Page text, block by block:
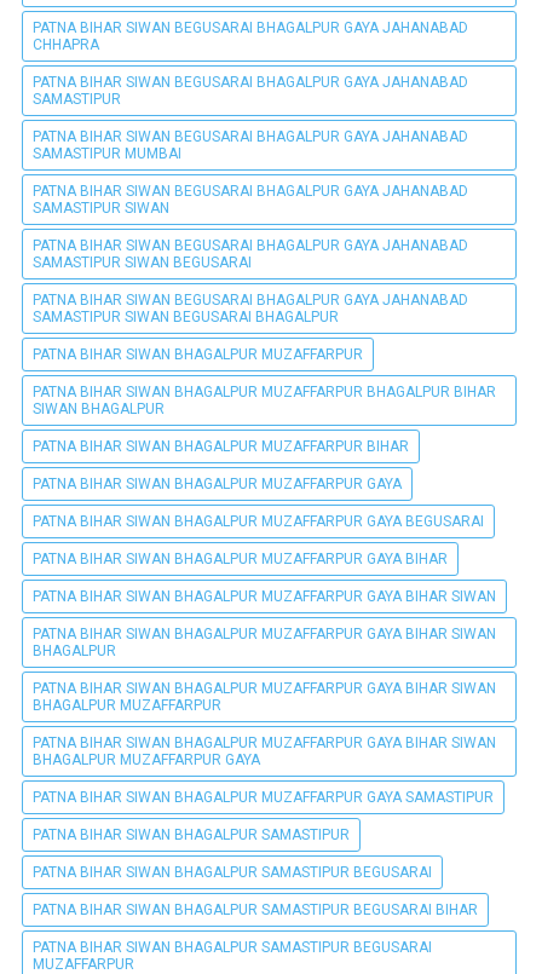
PATNA BIHAR SIWAN BEGUSARAI BHAGALPUR GAYA JAHANABAD
CHHAPRA
PATNA BIHAR SIWAN BEGUSARAI BHAGALPUR GAYA JAHANABAD
SAMASTIPUR
PATNA BIHAR SIWAN BEGUSARAI BHAGALPUR GAYA JAHANABAD
SAMASTIPUR MUMBAI
PATNA BIHAR SIWAN BEGUSARAI BHAGALPUR GAYA JAHANABAD
SAMASTIPUR SIWAN
PATNA BIHAR SIWAN BEGUSARAI BHAGALPUR GAYA JAHANABAD
SAMASTIPUR SIWAN BEGUSARAI
PATNA BIHAR SIWAN BEGUSARAI BHAGALPUR GAYA JAHANABAD
SAMASTIPUR SIWAN BEGUSARAI BHAGALPUR
PATNA BIHAR SIWAN BHAGALPUR MUZAFFARPUR
PATNA BIHAR SIWAN BHAGALPUR MUZAFFARPUR BHAGALPUR BIHAR
SIWAN BHAGALPUR
PATNA BIHAR SIWAN BHAGALPUR MUZAFFARPUR BIHAR
PATNA BIHAR SIWAN BHAGALPUR MUZAFFARPUR GAYA
PATNA BIHAR SIWAN BHAGALPUR MUZAFFARPUR GAYA BEGUSARAI
PATNA BIHAR SIWAN BHAGALPUR MUZAFFARPUR GAYA BIHAR
PATNA BIHAR SIWAN BHAGALPUR MUZAFFARPUR GAYA BIHAR SIWAN
PATNA BIHAR SIWAN BHAGALPUR MUZAFFARPUR GAYA BIHAR SIWAN
BHAGALPUR
PATNA BIHAR SIWAN BHAGALPUR MUZAFFARPUR GAYA BIHAR SIWAN
BHAGALPUR MUZAFFARPUR
PATNA BIHAR SIWAN BHAGALPUR MUZAFFARPUR GAYA BIHAR SIWAN
BHAGALPUR MUZAFFARPUR GAYA
PATNA BIHAR SIWAN BHAGALPUR MUZAFFARPUR GAYA SAMASTIPUR
PATNA BIHAR SIWAN BHAGALPUR SAMASTIPUR
PATNA BIHAR SIWAN BHAGALPUR SAMASTIPUR BEGUSARAI
PATNA BIHAR SIWAN BHAGALPUR SAMASTIPUR BEGUSARAI BIHAR
PATNA BIHAR SIWAN BHAGALPUR SAMASTIPUR BEGUSARAI
MUZAFFARPUR